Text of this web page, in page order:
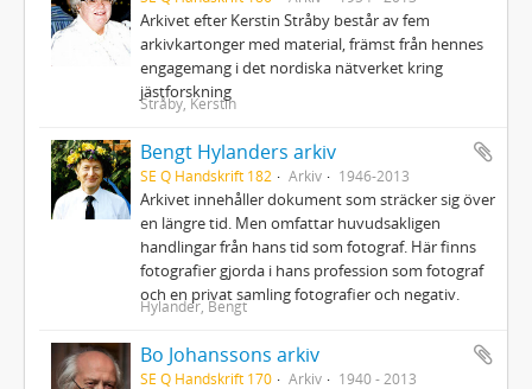
Arkivet efter Kerstin Stråby består av fem
arkivkartonger med material, främst från hennes
engagemang i det nordiska nätverket kring
jästforskning
Stråby, Kerstin
Bengt Hylanders arkiv
SE Q Handskrift 182 Arkiv 1946-2013
Arkivet innehåller dokument som sträcker sig över
en längre tid. Men omfattar huvudsakligen
handlingar från hans tid som fotograf. Här finns
fotografier gjorda i hans profession som fotograf
och en privat samling fotografier och negativ.
Hylander, Bengt
Bo Johanssons arkiv
SE Q Handskrift 170 Arkiv 1940 - 2013